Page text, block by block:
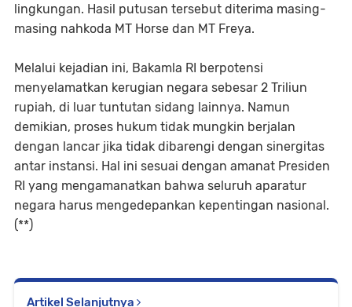
lingkungan. Hasil putusan tersebut diterima masing-
masing nahkoda MT Horse dan MT Freya.
Melalui kejadian ini, Bakamla RI berpotensi
menyelamatkan kerugian negara sebesar 2 Triliun
rupiah, di luar tuntutan sidang lainnya. Namun
demikian, proses hukum tidak mungkin berjalan
dengan lancar jika tidak dibarengi dengan sinergitas
antar instansi. Hal ini sesuai dengan amanat Presiden
RI yang mengamanatkan bahwa seluruh aparatur
negara harus mengedepankan kepentingan nasional.
(**)
Artikel Selanjutnya